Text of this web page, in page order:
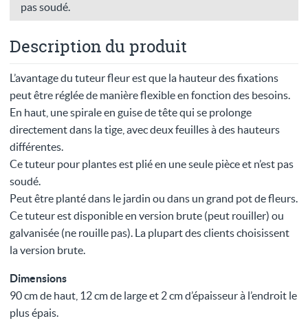
pas soudé.
Description du produit
L’avantage du tuteur fleur est que la hauteur des fixations
peut être réglée de manière flexible en fonction des besoins.
En haut, une spirale en guise de tête qui se prolonge
directement dans la tige, avec deux feuilles à des hauteurs
différentes.
Ce tuteur pour plantes est plié en une seule pièce et n’est pas
soudé.
Peut être planté dans le jardin ou dans un grand pot de fleurs.
Ce tuteur est disponible en version brute (peut rouiller) ou
galvanisée (ne rouille pas). La plupart des clients choisissent
la version brute.
Dimensions
90 cm de haut, 12 cm de large et 2 cm d’épaisseur à l’endroit le
plus épais.